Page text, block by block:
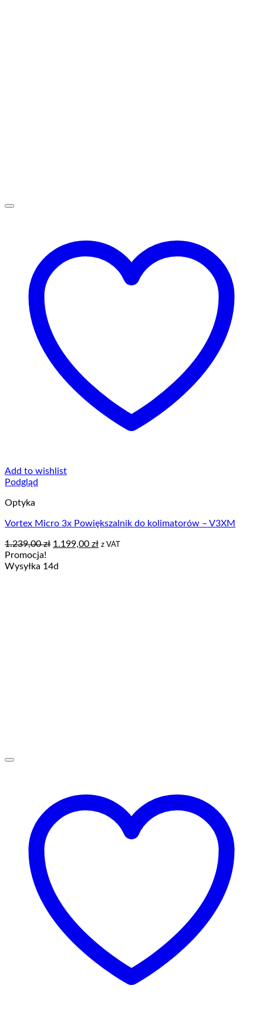
Add to wishlist
Podgląd
Optyka
Vortex Micro 3x Powiększalnik do kolimatorów – V3XM
1.239,00zł Pierwotna
wynosiła:
1.199,00 złAktualna
z VAT
Promocja!
Wysyłka 14d